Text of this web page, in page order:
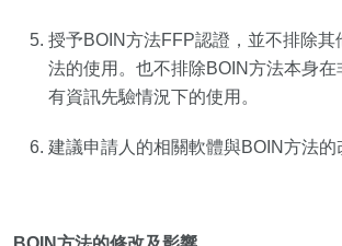
授予BOIN方法FFP認證，並不排除其
法的使用。也不排除BOIN方法本身
有資訊先驗情況下的使用。
建議申請人的相關軟體與BOIN方法的